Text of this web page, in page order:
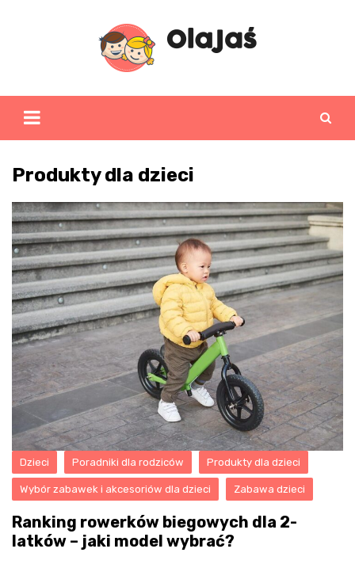
Produkty dla dzieci
Dzieci Poradniki dla rodziców Produkty dla dzieci
Wybór zabawek i akcesoriów dla dzieci Zabawa dzieci
Ranking rowerków biegowych dla 2-
latków – jaki model wybrać?